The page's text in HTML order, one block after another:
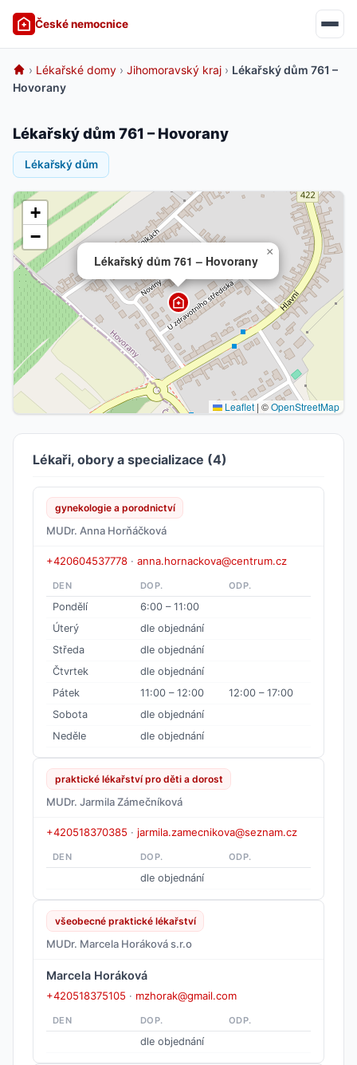
České nemocnice
› Lékařské domy › Jihomoravský kraj › Lékařský dům 761 –
Hovorany
Lékařský dům 761 – Hovorany
Lékařský dům
Lékařský dům 761 – Hovorany
×
+
−
Leaflet | ©OpenStreetMap
Lékaři, obory a specializace (4)
gynekologie a porodnictví
MUDr. Anna Horňáčková
+420604537778 · anna.hornackova@centrum.cz
DEN DOP. ODP.
Pondělí
6:00 – 11:00
Úterý
dle objednání
Středa
dle objednání
Čtvrtek
dle objednání
Pátek
11:00 – 12:00
12:00 – 17:00
Sobota
dle objednání
Neděle
dle objednání
praktické lékařství pro děti a dorost
MUDr. Jarmila Zámečníková
+420518370385 · jarmila.zamecnikova@seznam.cz
DEN DOP. ODP.
dle objednání
všeobecné praktické lékařství
MUDr. Marcela Horáková s.r.o
Marcela Horáková
+420518375105 · mzhorak@gmail.com
DEN DOP. ODP.
dle objednání